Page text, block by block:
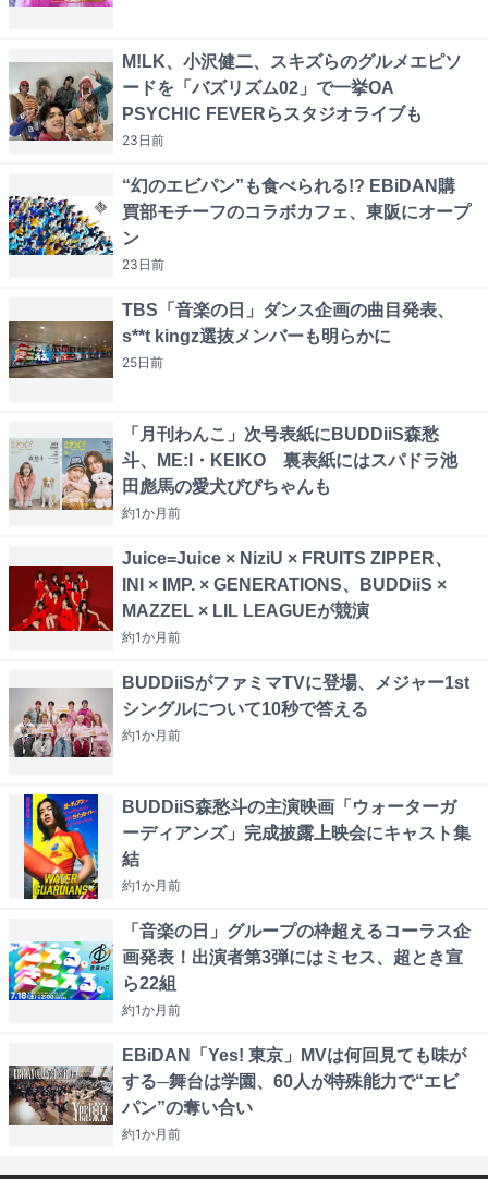
M!LK、小沢健二、スキズらのグルメエピソ
ードを「バズリズム02」で一挙OA
PSYCHIC FEVERらスタジオライブも
23日前
“幻のエビパン”も食べられる!? EBiDAN購
買部モチーフのコラボカフェ、東阪にオープ
ン
23日前
TBS「音楽の日」ダンス企画の曲目発表、
s**t kingz選抜メンバーも明らかに
25日前
「月刊わんこ」次号表紙にBUDDiiS森愁
斗、ME:I・KEIKO 裏表紙にはスパドラ池
田彪馬の愛犬ぴぴちゃんも
約1か月前
Juice=Juice × NiziU × FRUITS ZIPPER、
INI × IMP. × GENERATIONS、BUDDiiS ×
MAZZEL × LIL LEAGUEが競演
約1か月前
BUDDiiSがファミマTVに登場、メジャー1st
シングルについて10秒で答える
約1か月前
BUDDiiS森愁斗の主演映画「ウォーターガ
ーディアンズ」完成披露上映会にキャスト集
結
約1か月前
「音楽の日」グループの枠超えるコーラス企
画発表！出演者第3弾にはミセス、超とき宣
ら22組
約1か月前
EBiDAN「Yes! 東京」MVは何回見ても味が
する─舞台は学園、60人が特殊能力で“エビ
パン”の奪い合い
約1か月前